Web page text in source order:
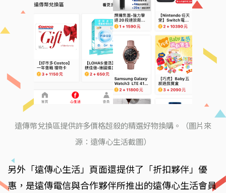
遠傳幣兌換區提供許多價格超殺的精選好物換購。（圖片來
源：遠傳心生活截圖）
另外「遠傳心生活」頁面還提供了「折扣夥伴」優
惠，是遠傳電信與合作夥伴所推出的遠傳心生活會員